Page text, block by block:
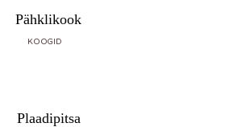
Pähklikook
KOOGID
Plaadipitsa